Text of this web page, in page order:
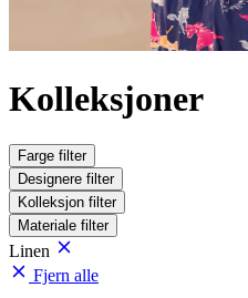
Kolleksjoner
Farge filter
Designere filter
Kolleksjon filter
Materiale filter
Linen
Fjern alle